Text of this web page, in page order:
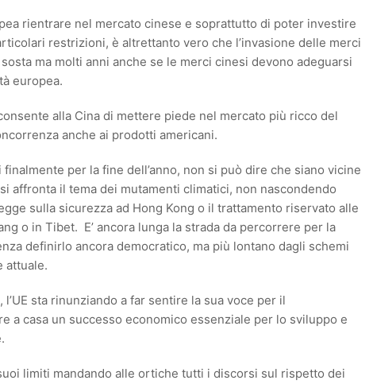
rientrare nel mercato cinese e soprattutto di poter investire
restrizioni, è altrettanto vero che l’invasione delle merci
ma molti anni anche se le merci cinesi devono adeguarsi
europea.
alla Cina di mettere piede nel mercato più ricco del
anche ai prodotti americani.
per la fine dell’anno, non si può dire che siano vicine
affronta il tema dei mutamenti climatici, non nascondendo
sulla sicurezza ad Hong Kong o il trattamento riservato alle
o in Tibet. E’ ancora lunga la strada da percorrere per la
definirlo ancora democratico, ma più lontano dagli schemi
attuale.
sta rinunziando a far sentire la sua voce per il
a casa un successo economico essenziale per lo sviluppo e
limiti mandando alle ortiche tutti i discorsi sul rispetto dei